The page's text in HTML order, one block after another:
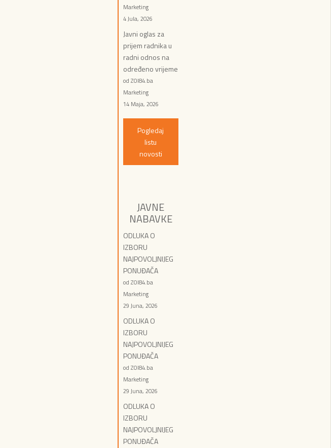
Marketing
4 Jula, 2026
Javni oglas za
prijem radnika u
radni odnos na
određeno vrijeme
od ZOI84.ba
Marketing
14 Maja, 2026
Pogledaj
listu
novosti
JAVNE
NABAVKE
ODLUKA O
IZBORU
NAJPOVOLJNIJEG
PONUĐAČA
od ZOI84.ba
Marketing
29 Juna, 2026
ODLUKA O
IZBORU
NAJPOVOLJNIJEG
PONUĐAČA
od ZOI84.ba
Marketing
29 Juna, 2026
ODLUKA O
IZBORU
NAJPOVOLJNIJEG
PONUĐAČA